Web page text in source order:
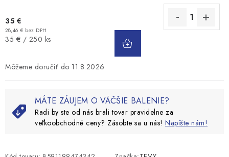
35 €
28,46 € bez DPH
Jednotková
35 € / 250 ks
11.8.2026
MÁTE ZÁUJEM O VÄČŠIE BALENIE?
Radi by ste od nás brali tovar pravidelne za
veľkoobchodné ceny? Zásobte sa u nás! Napíšte nám!